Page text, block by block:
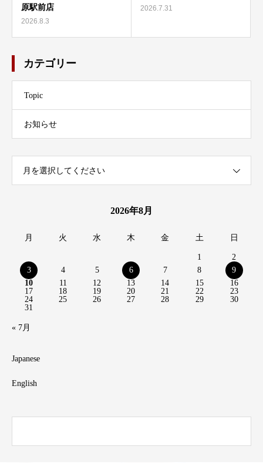
原駅前店
2026.8.3
2026.7.31
カテゴリー
Topic
お知らせ
月を選択してください
2026年8月
月 火 水 木 金 土 日
1
2
3
4 5 6 7 8
9
10
11 12 13 14 15
16
17
18 19 20 21 22
23
24
25 26 27 28 29
30
31
« 7月
Japanese
English